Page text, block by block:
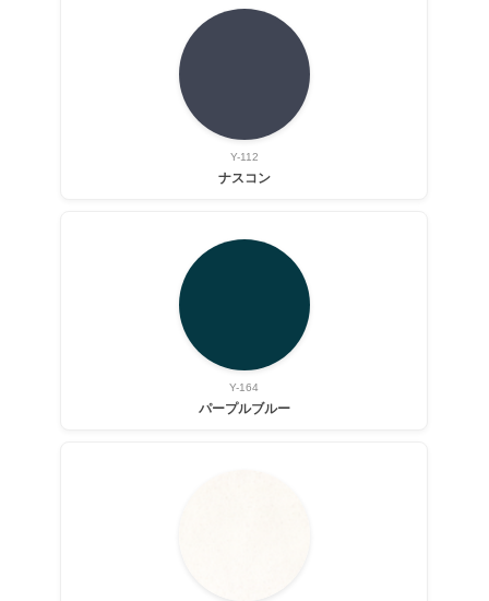
Y-112
ナスコン
Y-164
パープルブルー